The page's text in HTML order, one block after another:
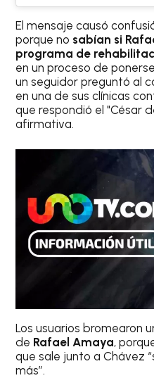
El mensaje causó
porque no sabían si
programa de
en un proceso de
un seguidor preguntó al
en una de sus clínicas
que respondió el "César
afirmativa.
Los usuarios bromearon
de Rafael Amaya,
que sale junto a Chávez
más”.